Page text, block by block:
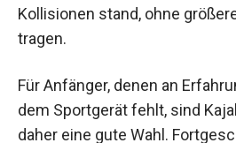
Kollisionen stand, ohne
tragen.
Für Anfänger, denen an
dem Sportgerät fehlt, sind
daher eine gute Wahl.